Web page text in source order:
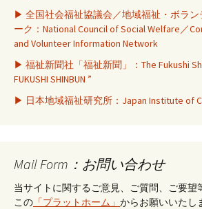
▶ 全国社会福祉協議会／地域福祉・ボラン
ーク：National Council of Social Welfare／
and Volunteer Information Network
▶ 福祉新聞社「福祉新聞」：The Fukushi
FUKUSHI SHINBUN ”
▶ 日本地域福祉研究所：Japan Institute of
Mail Form：お問い合わせ
当サイトに関するご意見、ご質問、ご要望
この 「プラットホーム」 からお願いいたし